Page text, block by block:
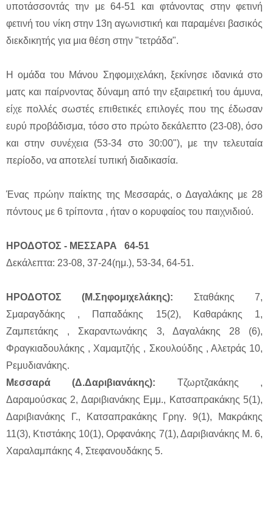
υποτάσσοντάς την με 64-51 και φτάνοντας στην φετινή
φετινή του νίκη στην 13η αγωνιστική και παραμένει βασικός
διεκδικητής για μια θέση στην "τετράδα".
Η ομάδα του Μάνου Σηφομιχελάκη, ξεκίνησε ιδανικά στο
ματς και παίρνοντας δύναμη από την εξαιρετική του άμυνα,
είχε πολλές σωστές επιθετικές επιλογές που της έδωσαν
ευρύ προβάδισμα, τόσο στο πρώτο δεκάλεπτο (23-08), όσο
και στην συνέχεια (53-34 στο 30:00"), με την τελευταία
περίοδο, να αποτελεί τυπική διαδικασία.
Ένας πρώην παίκτης της Μεσσαράς, ο Δαγαλάκης με 28
πόντους με 6 τρίποντα , ήταν ο κορυφαίος του παιχνιδιού.
ΗΡΟΔΟΤΟΣ - ΜΕΣΣΑΡΑ 64-51
Δεκάλεπτα: 23-08, 37-24(ημ.), 53-34, 64-51.
ΗΡΟΔΟΤΟΣ (Μ.Σηφομιχελάκης): Σταθάκης 7,
Σμαραγδάκης , Παπαδάκης 15(2), Καθαράκης 1,
Ζαμπετάκης , Σκαραντωνάκης 3, Δαγαλάκης 28 (6),
Φραγκιαδουλάκης , Χαμαμτζής , Σκουλούδης , Αλετράς 10,
Ρεμυδιανάκης.
Μεσσαρά (Δ.Δαριβιανάκης): Τζωρτζακάκης ,
Δαραμούσκας 2, Δαριβιανάκης Εμμ., Κατσαπρακάκης 5(1),
Δαριβιανάκης Γ., Κατσαπρακάκης Γρηγ. 9(1), Μακράκης
11(3), Κτιστάκης 10(1), Ορφανάκης 7(1), Δαριβιανάκης Μ. 6,
Χαραλαμπάκης 4, Στεφανουδάκης 5.